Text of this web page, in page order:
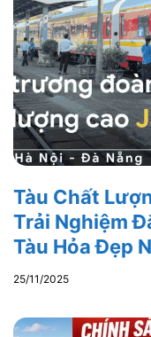
Tàu Chất
Trải Nghiệm
Tàu Hỏa Đẹp
25/11/2025